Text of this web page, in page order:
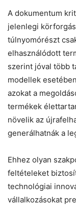
A dokumentum
jelenlegi
túlnyomórészt
elhasználódott
szerint jóval több
modellek
azokat a
termékek
növelik az
generálhatnák a
Ehhez olyan
feltételeket
technológiai
vállalkozásokat